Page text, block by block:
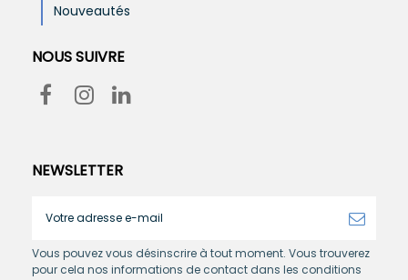
Nouveautés
NOUS SUIVRE
NEWSLETTER
Vous pouvez vous désinscrire à tout moment. Vous trouverez
pour cela nos informations de contact dans les conditions